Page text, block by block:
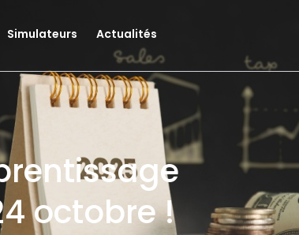
Simulateurs Actualités
octobre !